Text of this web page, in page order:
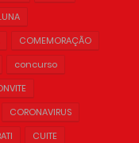
COMEMORAÇÃO
concurso
CORONAVIRUS
CUITE